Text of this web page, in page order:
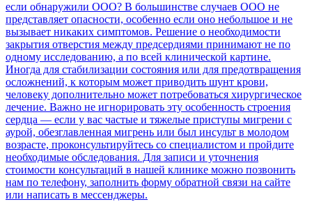
если обнаружили ООО? В большинстве случаев ООО не
представляет опасности, особенно если оно небольшое и не
вызывает никаких симптомов. Решение о необходимости
закрытия отверстия между предсердиями принимают не по
одному исследованию, а по всей клинической картине.
Иногда для стабилизации состояния или для предотвращения
осложнений, к которым может приводить шунт крови,
человеку дополнительно может потребоваться хирургическое
лечение. Важно не игнорировать эту особенность строения
сердца — если у вас частые и тяжелые приступы мигрени с
аурой, обезглавленная мигрень или был инсульт в молодом
возрасте, проконсультируйтесь со специалистом и пройдите
необходимые обследования. Для записи и уточнения
стоимости консультаций в нашей клинике можно позвонить
нам по телефону, заполнить форму обратной связи на сайте
или написать в мессенджеры.